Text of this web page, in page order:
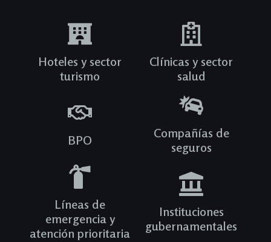
Hoteles y sector
turismo
Clínicas y sector
salud
BPO
Compañías de
seguros
Líneas de
emergencia y
atención prioritaria
Instituciones
gubernamentales